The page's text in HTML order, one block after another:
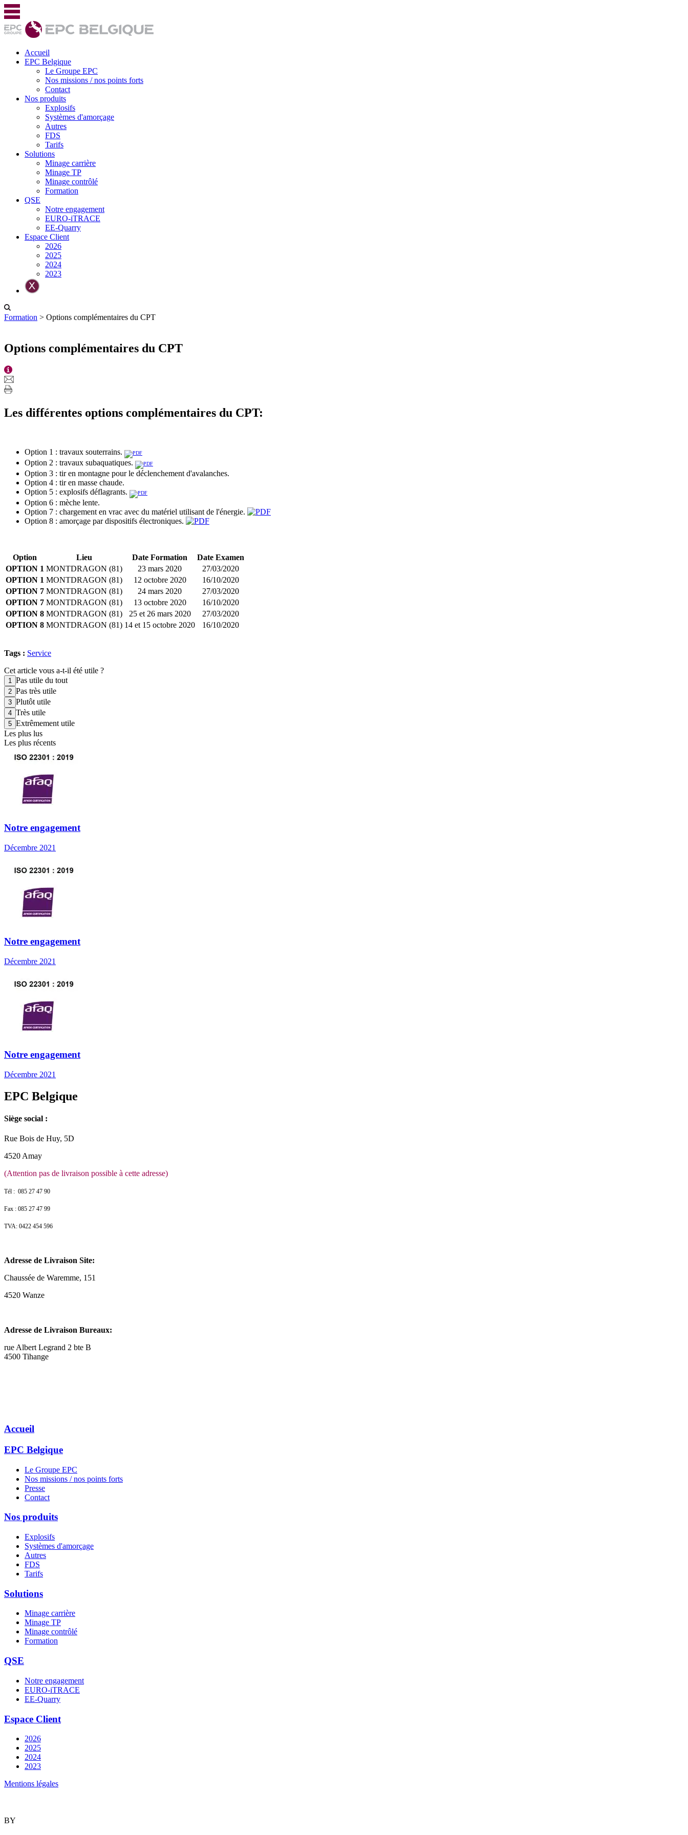
Accueil
EPC Belgique
Le Groupe EPC
Nos missions / nos points forts
Contact
Nos produits
Explosifs
Systèmes d'amorçage
Autres
FDS
Tarifs
Solutions
Minage carrière
Minage TP
Minage contrôlé
Formation
QSE
Notre engagement
EURO-iTRACE
EE-Quarry
Espace Client
2026
2025
2024
2023
Formation > Options complémentaires du CPT
Options complémentaires du CPT
Les différentes options complémentaires du CPT:
Option 1 : travaux souterrains.
Option 2 : travaux subaquatiques.
Option 3 : tir en montagne pour le déclenchement d'avalanches.
Option 4 : tir en masse chaude.
Option 5 : explosifs déflagrants.
Option 6 : mèche lente.
Option 7 : chargement en vrac avec du matériel utilisant de l'énergie.
Option 8 : amorçage par dispositifs électroniques.
Option Lieu Date Formation
Date Examen
OPTION 1 MONTDRAGON (81) 23 mars 2020
27/03/2020
OPTION 1 MONTDRAGON (81) 12 octobre 2020
16/10/2020
OPTION 7 MONTDRAGON (81) 24 mars 2020
27/03/2020
OPTION 7 MONTDRAGON (81) 13 octobre 2020
16/10/2020
OPTION 8 MONTDRAGON (81) 25 et 26 mars 2020
27/03/2020
OPTION 8 MONTDRAGON (81) 14 et 15 octobre 2020 16/10/2020
Tags : Service
Cet article vous a-t-il été utile ?
Pas utile du tout
Pas très utile
Plutôt utile
Très utile
Extrêmement utile
Les plus lus
Les plus récents
Notre engagement
Décembre 2021
Notre engagement
Décembre 2021
Notre engagement
Décembre 2021
EPC Belgique
Siège social :
Rue Bois de Huy, 5D
4520 Amay
(Attention pas de livraison possible à cette adresse)
Tél : 085 27 47 90
Fax : 085 27 47 99
TVA: 0422 454 596
Adresse de Livraison Site:
Chaussée de Waremme, 151
4520 Wanze
Adresse de Livraison Bureaux:
rue Albert Legrand 2 bte B
4500 Tihange
Accueil
EPC Belgique
Le Groupe EPC
Nos missions / nos points forts
Presse
Contact
Nos produits
Explosifs
Systèmes d'amorçage
Autres
FDS
Tarifs
Solutions
Minage carrière
Minage TP
Minage contrôlé
Formation
QSE
Notre engagement
EURO-iTRACE
EE-Quarry
Espace Client
2026
2025
2024
2023
Mentions légales
BY